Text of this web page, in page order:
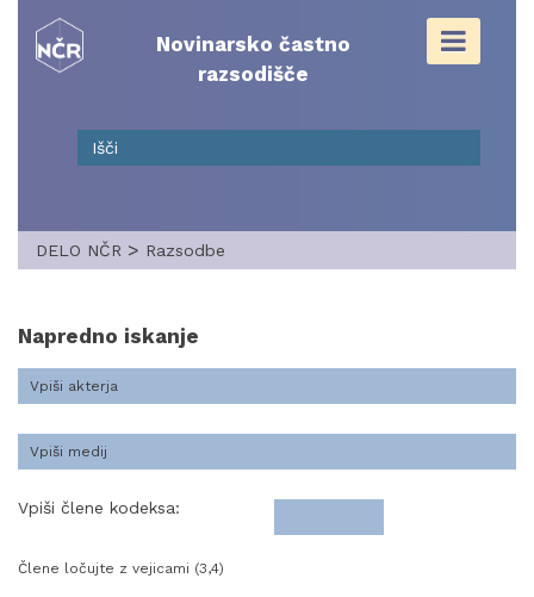
content
Novinarsko častno
razsodišče
DELO NČR > Razsodbe
Napredno iskanje
Vpiši člene kodeksa:
Člene ločujte z vejicami (3,4)